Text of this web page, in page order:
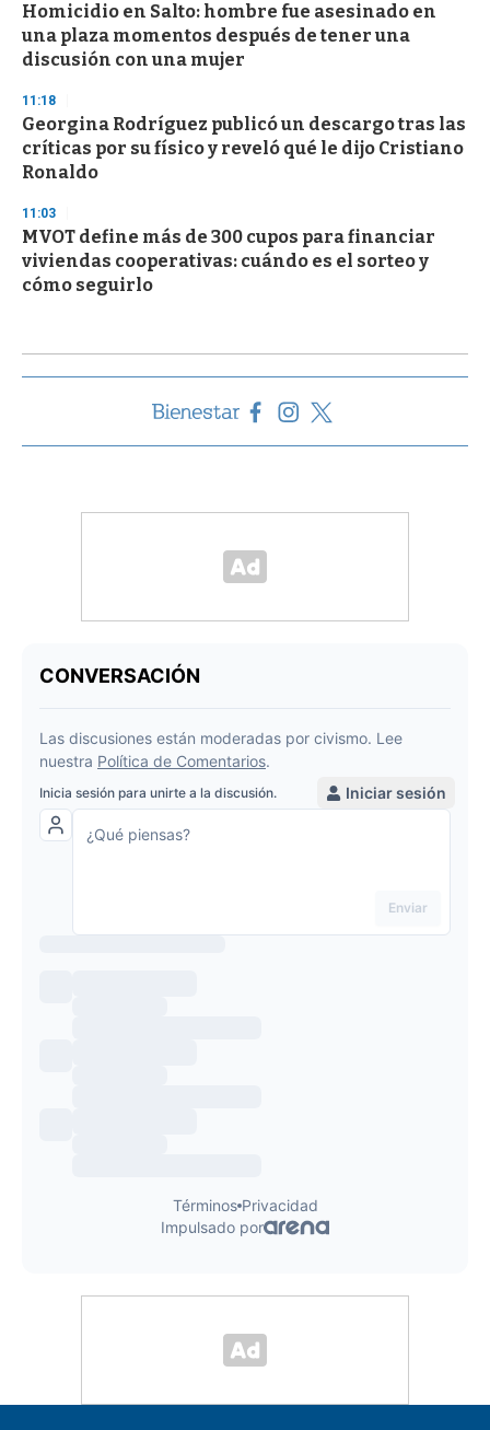
Homicidio en Salto: hombre fue asesinado en
una plaza momentos después de tener una
discusión con una mujer
11:18
Georgina Rodríguez publicó un descargo tras las
críticas por su físico y reveló qué le dijo Cristiano
Ronaldo
11:03
MVOT define más de 300 cupos para financiar
viviendas cooperativas: cuándo es el sorteo y
cómo seguirlo